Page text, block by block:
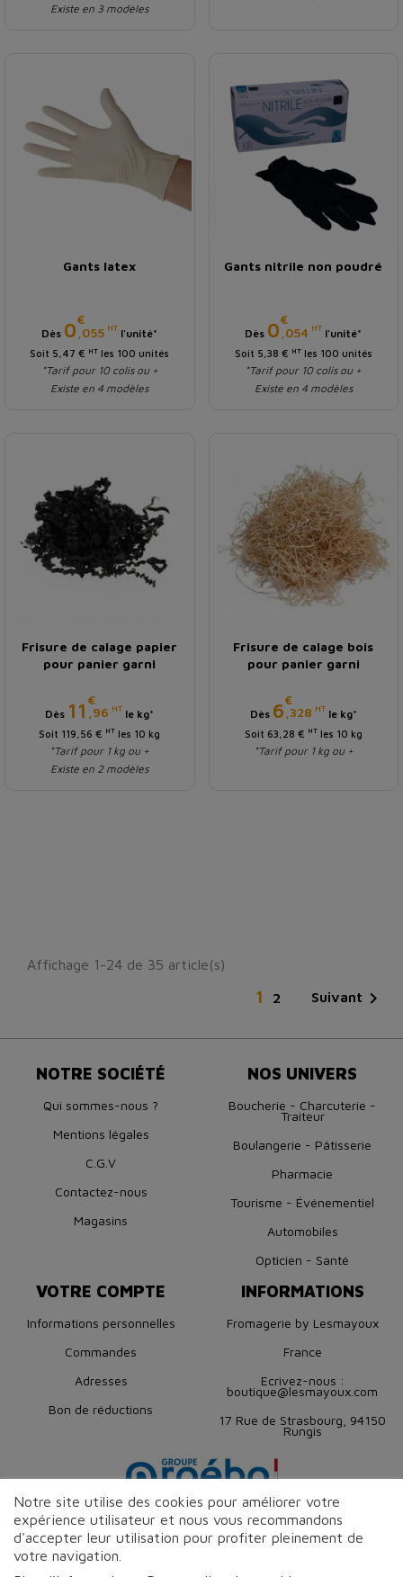
Existe en 3 modèles
Gants latex
Prix
Dès 0€
,055 HT l'unité*
Soit 5,47 € HT les 100 unités
*Tarif pour 10 colis ou +
Existe en 4 modèles
Gants nitrile non poudré
Prix
Dès 0€
,054 HT l'unité*
Soit 5,38 € HTles 100 unités
*Tarif pour 10 colis ou +
Existe en 4 modèles
Frisure de calage papier
pour panier garni
Prix
Dès 11 €
,96 HT le kg*
Soit 119,56 € HT les 10 kg
*Tarif pour 1 kg ou +
Existe en 2 modèles
Frisure de calage bois
pour panier garni
Prix
Dès 6€
,328 HT le kg*
Soit 63,28 € HTles 10 kg
*Tarif pour 1 kg ou +
Affichage 1-24 de 35 article(s)
1 2 Suivant 
NOTRE SOCIÉTÉ
Qui sommes-nous ?
Mentions légales
C.G.V
Contactez-nous
Magasins
NOS UNIVERS
Boucherie - Charcuterie -
Traiteur
Boulangerie - Pâtisserie
Pharmacie
Tourisme - Événementiel
Automobiles
Opticien - Santé
VOTRE COMPTE
Informations personnelles
Commandes
Adresses
Bon de réductions
INFORMATIONS
Fromagerie by Lesmayoux
France
Ecrivez-nous :
boutique@lesmayoux.com
17 Rue de Strasbourg, 94150
Rungis
Notre site utilise des cookies pour améliorer votre
expérience utilisateur et nous vous recommandons
d'accepter leur utilisation pour profiter pleinement de
votre navigation.